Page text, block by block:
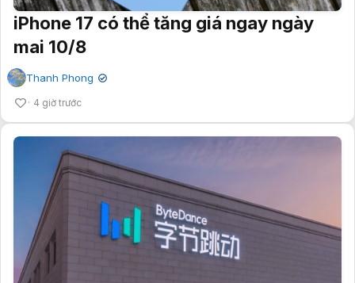
iPhone 17 có thể tăng giá ngay ngày
mai 10/8
Thanh Phong ✔
4 giờ trước